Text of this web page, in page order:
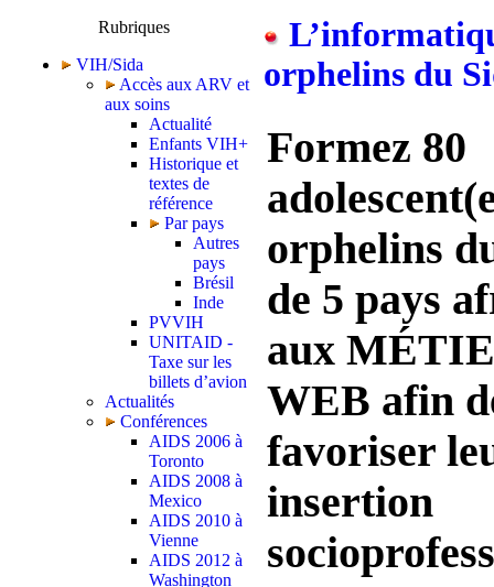
Rubriques
VIH/Sida
Accès aux ARV et
aux soins
Actualité
Enfants VIH+
Historique et
textes de
référence
Par pays
Autres
pays
Brésil
Inde
PVVIH
UNITAID -
Taxe sur les
billets d’avion
Actualités
Conférences
AIDS 2006 à
Toronto
AIDS 2008 à
Mexico
AIDS 2010 à
Vienne
AIDS 2012 à
Washington
orphelins du
Formez 80
orphelins
de 5 pays
aux
WEB afin
favoriser
insertion